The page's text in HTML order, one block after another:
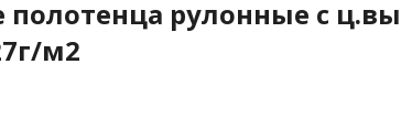
рулонные с
м2